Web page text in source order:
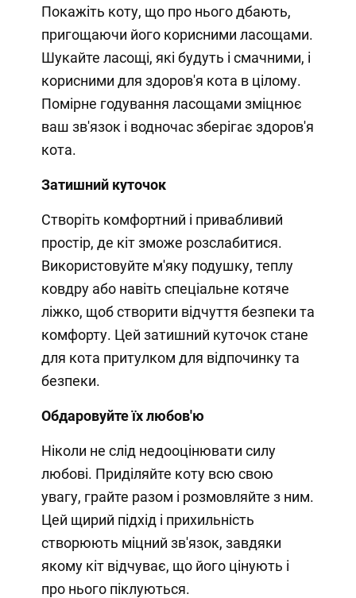
Покажіть коту, що про нього дбають,
пригощаючи його корисними ласощами.
Шукайте ласощі, які будуть і смачними, і
корисними для здоров'я кота в цілому.
Помірне годування ласощами зміцнює
ваш зв'язок і водночас зберігає здоров'я
кота.
Затишний куточок
Створіть комфортний і привабливий
простір, де кіт зможе розслабитися.
Використовуйте м'яку подушку, теплу
ковдру або навіть спеціальне котяче
ліжко, щоб створити відчуття безпеки та
комфорту. Цей затишний куточок стане
для кота притулком для відпочинку та
безпеки.
Обдаровуйте їх любов'ю
Ніколи не слід недооцінювати силу
любові. Приділяйте коту всю свою
увагу, грайте разом і розмовляйте з ним.
Цей щирий підхід і прихильність
створюють міцний зв'язок, завдяки
якому кіт відчуває, що його цінують і
про нього піклуються.